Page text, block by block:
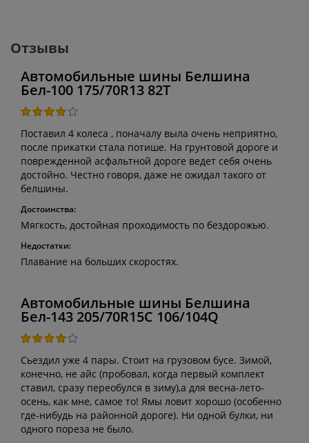
Отзывы
Автомобильные шины Белшина
Бел-100 175/70R13 82T
Поставил 4 колеса , поначалу выла очень неприятно,
после прикатки стала потише. На грунтовой дороге и
поврежденной асфальтной дороге ведет себя очень
достойно. Честно говоря, даже не ожидал такого от
белшины.
Достоинства:
Мягкость, достойная проходимость по бездорожью.
Недостатки:
Плавание на больших скоростях.
Автомобильные шины Белшина
Бел-143 205/70R15C 106/104Q
Сьездил уже 4 пары. Стоит на грузовом бусе. Зимой,
конечно, не айс (пробовал, когда первый комплект
ставил, сразу переобулся в зиму),а для весна-лето-
осень, как мне, самое то! Ямы ловит хорошо (особенно
где-нибудь на районной дороге). Ни одной булки, ни
одного пореза не было.